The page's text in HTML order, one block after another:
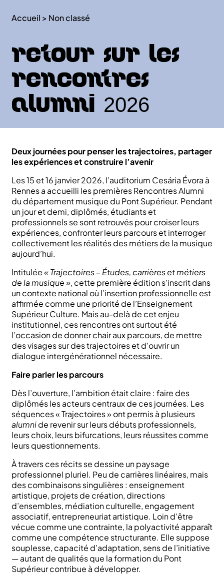
Accueil > Non classé
Retour sur les
Rencontres
Alumni 2026
Deux journées pour penser les trajectoires, partager
les expériences et construire l’avenir
Les 15 et 16 janvier 2026, l’auditorium Cesária Évora à
Rennes a accueilli les premières Rencontres Alumni
du département musique du Pont Supérieur. Pendant
un jour et demi, diplômés, étudiants et
professionnels se sont retrouvés pour croiser leurs
expériences, confronter leurs parcours et interroger
collectivement les réalités des métiers de la musique
aujourd’hui.
Intitulée« Trajectoires – Études, carrières et métiers
de la musique », cette première édition s’inscrit dans
un contexte national où l’insertion professionnelle est
affirmée comme une priorité de l’Enseignement
Supérieur Culture. Mais au-delà de cet enjeu
institutionnel, ces rencontres ont surtout été
l’occasion de donner chair aux parcours, de mettre
des visages sur des trajectoires et d’ouvrir un
dialogue intergénérationnel nécessaire.
Faire parler les parcours
Dès l’ouverture, l’ambition était claire : faire des
diplômés les acteurs centraux de ces journées. Les
séquences « Trajectoires » ont permis à plusieurs
alumnide revenir sur leurs débuts professionnels,
leurs choix, leurs bifurcations, leurs réussites comme
leurs questionnements.
À travers ces récits se dessine un paysage
professionnel pluriel. Peu de carrières linéaires, mais
des combinaisons singulières : enseignement
artistique, projets de création, directions
d’ensembles, médiation culturelle, engagement
associatif, entrepreneuriat artistique. Loin d’être
vécue comme une contrainte, la polyactivité apparaît
comme une compétence structurante. Elle suppose
souplesse, capacité d’adaptation, sens de l’initiative
— autant de qualités que la formation du Pont
Supérieur contribue à développer.